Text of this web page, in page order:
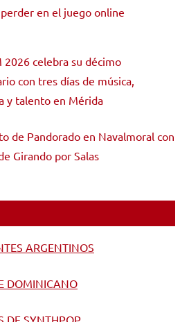
en el juego online
2026 celebra su décimo
con tres días de música,
y talento en Mérida
de Pandorado en Navalmoral con
Girando por Salas
ARGENTINOS
DOMINICANO
DE SYNTHPOP